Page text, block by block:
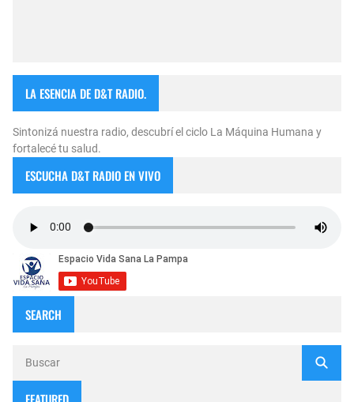
LA ESENCIA DE D&T RADIO.
Sintonizá nuestra radio, descubrí el ciclo La Máquina Humana y
fortalecé tu salud.
ESCUCHA D&T RADIO EN VIVO
SEARCH